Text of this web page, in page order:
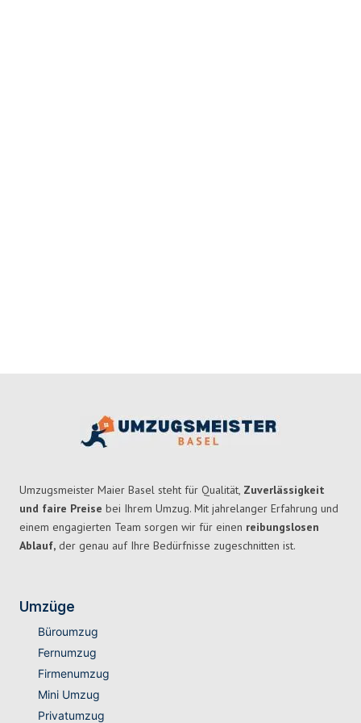
Umzugsmeister Maier Basel steht für Qualität, Zuverlässigkeit
und faire Preise bei Ihrem Umzug. Mit jahrelanger Erfahrung und
einem engagierten Team sorgen wir für einen reibungslosen
Ablauf, der genau auf Ihre Bedürfnisse zugeschnitten ist.
Umzüge
Büroumzug
Fernumzug
Firmenumzug
Mini Umzug
Privatumzug